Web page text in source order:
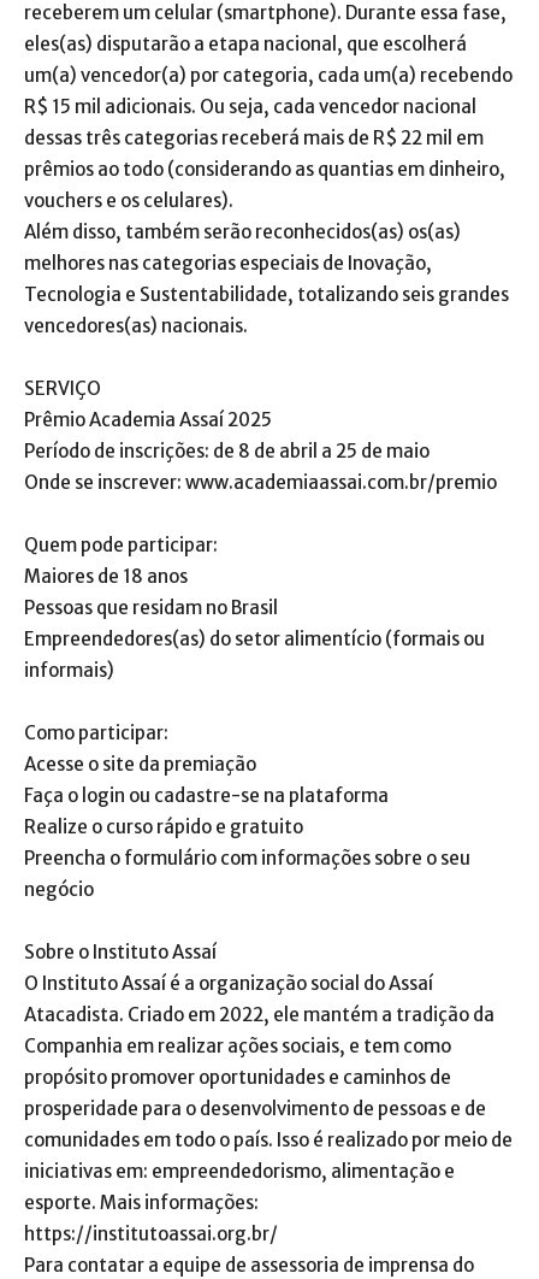
receberem um celular (smartphone). Durante essa fase,
eles(as) disputarão a etapa nacional, que escolherá
um(a) vencedor(a) por categoria, cada um(a) recebendo
R$ 15 mil adicionais. Ou seja, cada vencedor nacional
dessas três categorias receberá mais de R$ 22 mil em
prêmios ao todo (considerando as quantias em dinheiro,
vouchers e os celulares).
Além disso, também serão reconhecidos(as) os(as)
melhores nas categorias especiais de Inovação,
Tecnologia e Sustentabilidade, totalizando seis grandes
vencedores(as) nacionais.
SERVIÇO
Prêmio Academia Assaí 2025
Período de inscrições: de 8 de abril a 25 de maio
Onde se inscrever: www.academiaassai.com.br/premio
Quem pode participar:
Maiores de 18 anos
Pessoas que residam no Brasil
Empreendedores(as) do setor alimentício (formais ou
informais)
Como participar:
Acesse o site da premiação
Faça o login ou cadastre-se na plataforma
Realize o curso rápido e gratuito
Preencha o formulário com informações sobre o seu
negócio
Sobre o Instituto Assaí
O Instituto Assaí é a organização social do Assaí
Atacadista. Criado em 2022, ele mantém a tradição da
Companhia em realizar ações sociais, e tem como
propósito promover oportunidades e caminhos de
prosperidade para o desenvolvimento de pessoas e de
comunidades em todo o país. Isso é realizado por meio de
iniciativas em: empreendedorismo, alimentação e
esporte. Mais informações:
https://institutoassai.org.br/
Para contatar a equipe de assessoria de imprensa do